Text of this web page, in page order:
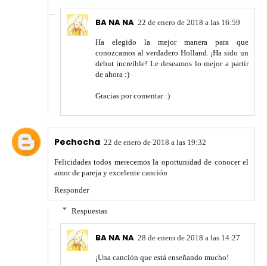
BA NA NA 22 de enero de 2018 a las 16:59
Ha elegido la mejor manera para que
conozcamos al verdadero Holland. ¡Ha sido un
debut increíble! Le deseamos lo mejor a partir
de ahora :)
Gracias por comentar :)
Pechocha 22 de enero de 2018 a las 19:32
Felicidades todos merecemos la oportunidad de conocer el
amor de pareja y excelente canción
Responder
Respuestas
BA NA NA 28 de enero de 2018 a las 14:27
¡Una canción que está enseñando mucho!